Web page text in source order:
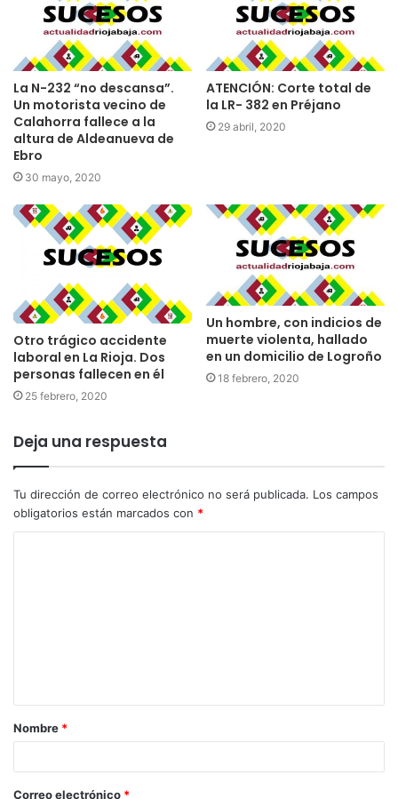
La N-232 “no descansa”.
Un motorista vecino de
Calahorra fallece a la
altura de Aldeanueva de
Ebro
30 mayo, 2020
ATENCIÓN: Corte total de
la LR- 382 en Préjano
29 abril, 2020
Otro trágico accidente
laboral en La Rioja. Dos
personas fallecen en él
25 febrero, 2020
Un hombre, con indicios de
muerte violenta, hallado
en un domicilio de Logroño
18 febrero, 2020
Deja una respuesta
Tu dirección de correo electrónico no será publicada. Los campos
obligatorios están marcados con *
Nombre *
Correo electrónico *